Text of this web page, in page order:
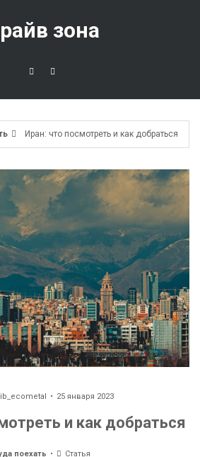
зона
Иран: что посмотреть и как добраться
25 января 2023
и как добраться
поехать Статья